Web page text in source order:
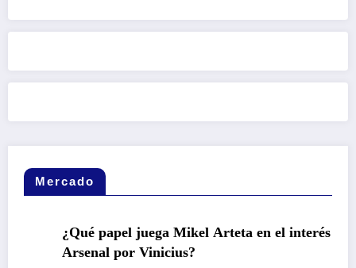
Mercado
¿Qué papel juega Mikel Arteta en el interés del
Arsenal por Vinicius?